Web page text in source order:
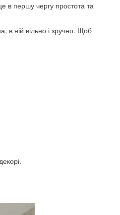
в першу чергу простота та
в ній вільно і зручно. Щоб